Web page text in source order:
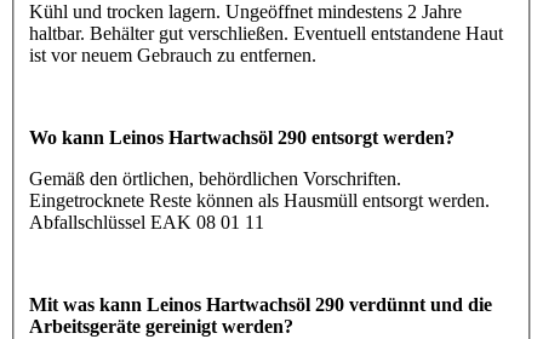
Kühl und trocken lagern. Ungeöffnet mindestens 2 Jahre
haltbar. Behälter gut verschließen. Eventuell entstandene Haut
ist vor neuem Gebrauch zu entfernen.
Wo kann Leinos Hartwachsöl 290 entsorgt werden?
Gemäß den örtlichen, behördlichen Vorschriften.
Eingetrocknete Reste können als Hausmüll entsorgt werden.
Abfallschlüssel EAK 08 01 11
Mit was kann Leinos Hartwachsöl 290 verdünnt und die
Arbeitsgeräte gereinigt werden?